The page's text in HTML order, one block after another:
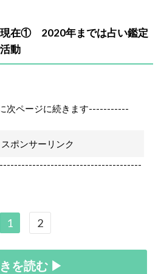
現在① 2020年までは占い鑑定
動
次ページに続きます-----------
ポンサーリンク
1 2
を読む ▶